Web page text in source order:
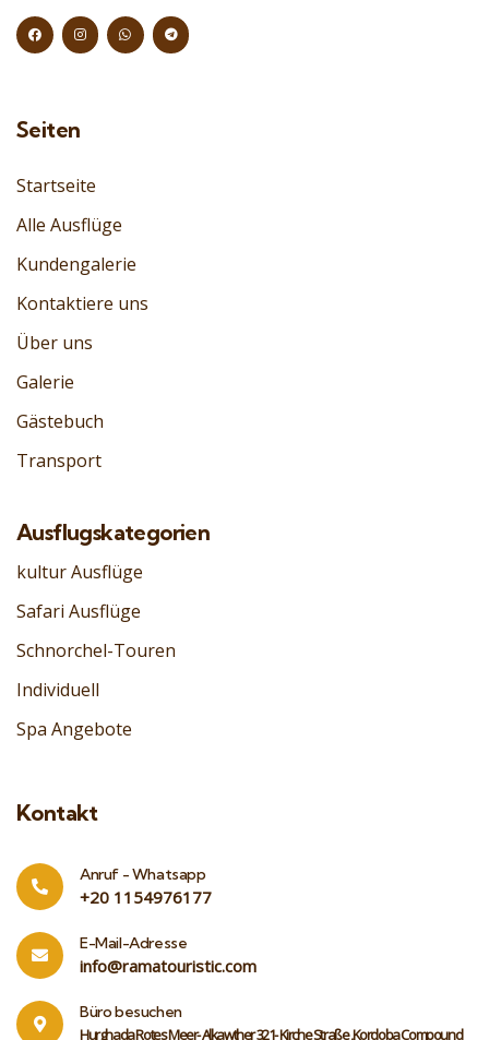
Seiten
Startseite
Alle Ausflüge
Kundengalerie
Kontaktiere uns
Über uns
Galerie
Gästebuch
Transport
Ausflugskategorien
kultur Ausflüge
Safari Ausflüge
Schnorchel-Touren
Individuell
Spa Angebote
Kontakt
Anruf - Whatsapp
‎+20 1154976177
E-Mail-Adresse
info@ramatouristic.com
Büro besuchen
Hurghada Rotes Meer- Alkawther 321- Kirche Straße ,Kordoba Compound